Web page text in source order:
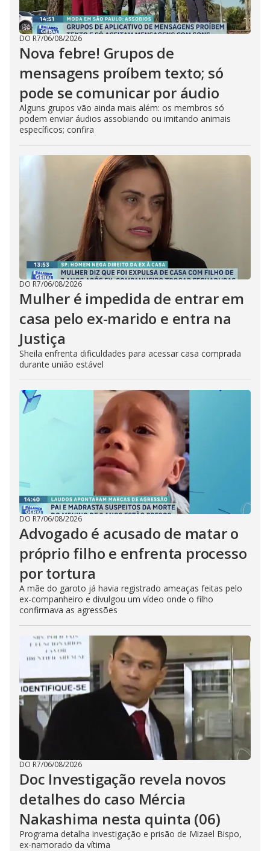
DO R7/06/08/2026
Nova febre! Grupos de
mensagens proíbem texto; só
pode se comunicar por áudio
Alguns grupos vão ainda mais além: os membros só
podem enviar áudios assobiando ou imitando animais
específicos; confira
DO R7/06/08/2026
Mulher é impedida de entrar em
casa pelo ex-marido e entra na
Justiça
Sheila enfrenta dificuldades para acessar casa comprada
durante união estável
DO R7/06/08/2026
Advogado é acusado de matar o
próprio filho e enfrenta processo
por tortura
A mãe do garoto já havia registrado ameaças feitas pelo
ex-companheiro e divulgou um vídeo onde o filho
confirmava as agressões
DO R7/06/08/2026
Doc Investigação revela novos
detalhes do caso Mércia
Nakashima nesta quinta (06)
Programa detalha investigação e prisão de Mizael Bispo,
ex-namorado da vítima